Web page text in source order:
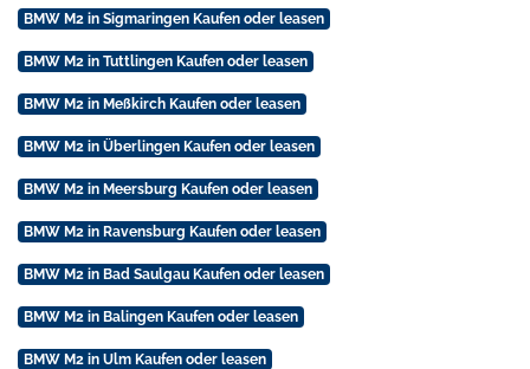
BMW M2 in Sigmaringen Kaufen oder leasen
BMW M2 in Tuttlingen Kaufen oder leasen
BMW M2 in Meßkirch Kaufen oder leasen
BMW M2 in Überlingen Kaufen oder leasen
BMW M2 in Meersburg Kaufen oder leasen
BMW M2 in Ravensburg Kaufen oder leasen
BMW M2 in Bad Saulgau Kaufen oder leasen
BMW M2 in Balingen Kaufen oder leasen
BMW M2 in Ulm Kaufen oder leasen